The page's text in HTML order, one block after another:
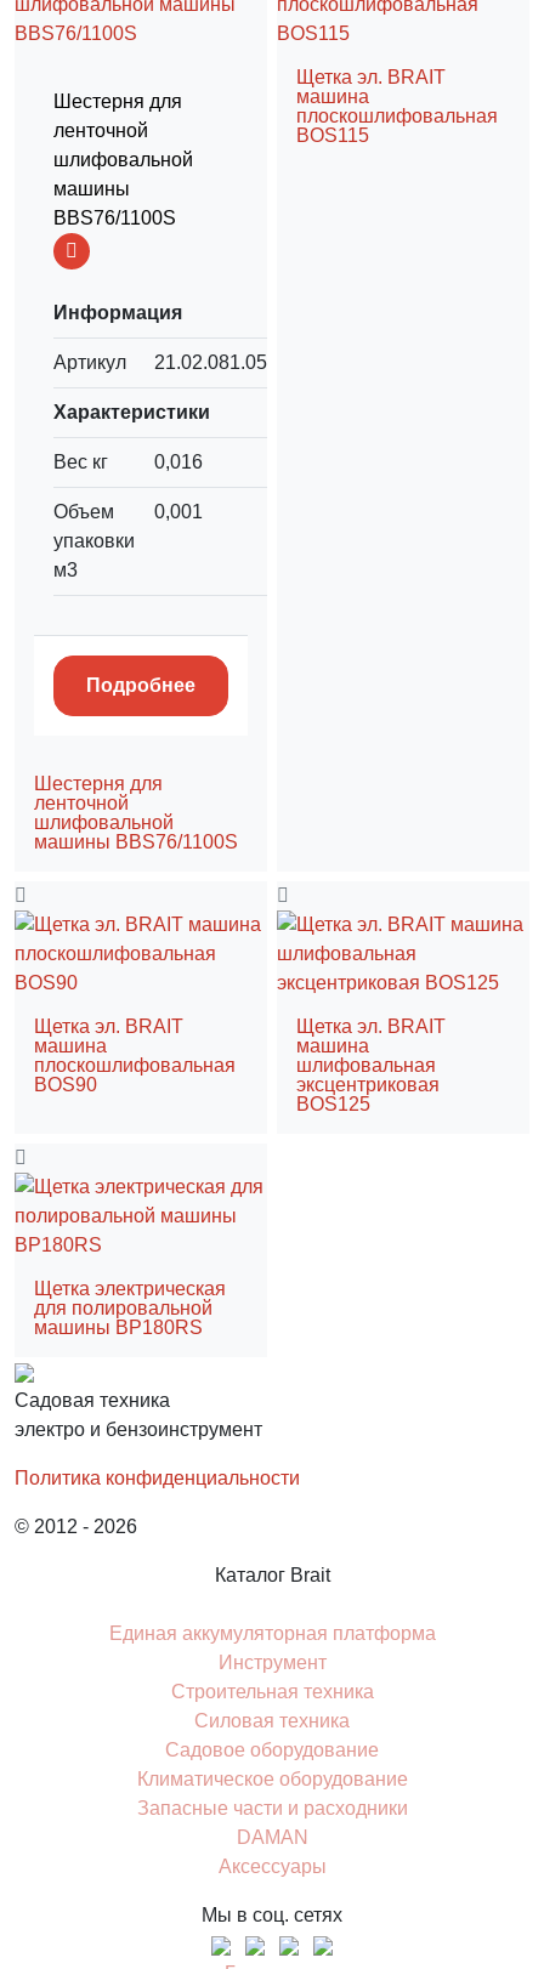
Шестерня для
ленточной
шлифовальной
машины
BBS76/1100S
Информация
Артикул 21.02.081.054
Характеристики
Вес кг 0,016
Объем
упаковки
м3
0,001
Подробнее
Шестерня для
ленточной
шлифовальной
машины BBS76/1100S
Щетка эл. BRAIT
машина
плоскошлифовальная
BOS115
Щетка эл. BRAIT
машина
плоскошлифовальная
BOS90
Щетка эл. BRAIT
машина
шлифовальная
эксцентриковая
BOS125
Щетка электрическая
для полировальной
машины BP180RS
Садовая техника
электро и бензоинструмент
Политика конфиденциальности
© 2012 - 2026
Каталог Brait
Единая аккумуляторная платформа
Инcтрумент
Строительная техника
Силовая техника
Садовое оборудование
Климатическое оборудование
Запасные части и расходники
DAMAN
Аксессуары
Мы в соц. сетях